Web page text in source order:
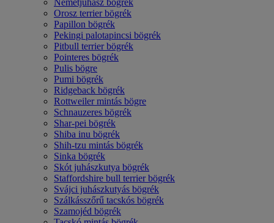
Németjuhász bögrék
Orosz terrier bögrék
Papillon bögrék
Pekingi palotapincsi bögrék
Pitbull terrier bögrék
Pointeres bögrék
Pulis bögre
Pumi bögrék
Ridgeback bögrék
Rottweiler mintás bögre
Schnauzeres bögrék
Shar-pei bögrék
Shiba inu bögrék
Shih-tzu mintás bögrék
Sinka bögrék
Skót juhászkutya bögrék
Staffordshire bull terrier bögrék
Svájci juhászkutyás bögrék
Szálkásszőrű tacskós bögrék
Szamojéd bögrék